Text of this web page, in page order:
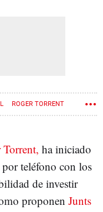
ROGER TORRENT
Torrent, ha iniciado
teléfono con los
de investir
proponen Junts